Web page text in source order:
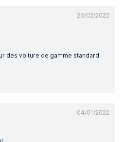
23/02/2022
des voiture de gamme standard
04/01/2022